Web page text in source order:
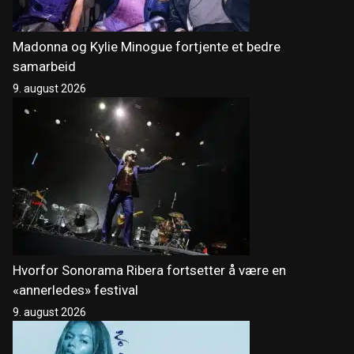
Madonna og Kylie Minogue fortjente et bedre
samarbeid
9. august 2026
Hvorfor Sonorama Ribera fortsetter å være en
«annerledes» festival
9. august 2026